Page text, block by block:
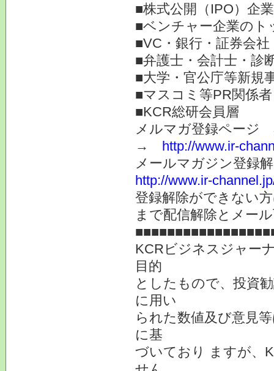
■株式公開（IPO）企
■ベンチャー企業のト
■VC・銀行・証券会
■弁護士・会計士・診
■大学・官公庁等新規
■マスコミ等PR関係者
■KCR総研会員層
メルマガ登録ページ
→ http://www.ir-
メールマガジン登録
http://www.ir-
登録解除ができない
まで配信解除とメー
KCRビジネスジャー
目的
としたもので、投資
に用い
られた数値及び意見
に基
づいており ますが、